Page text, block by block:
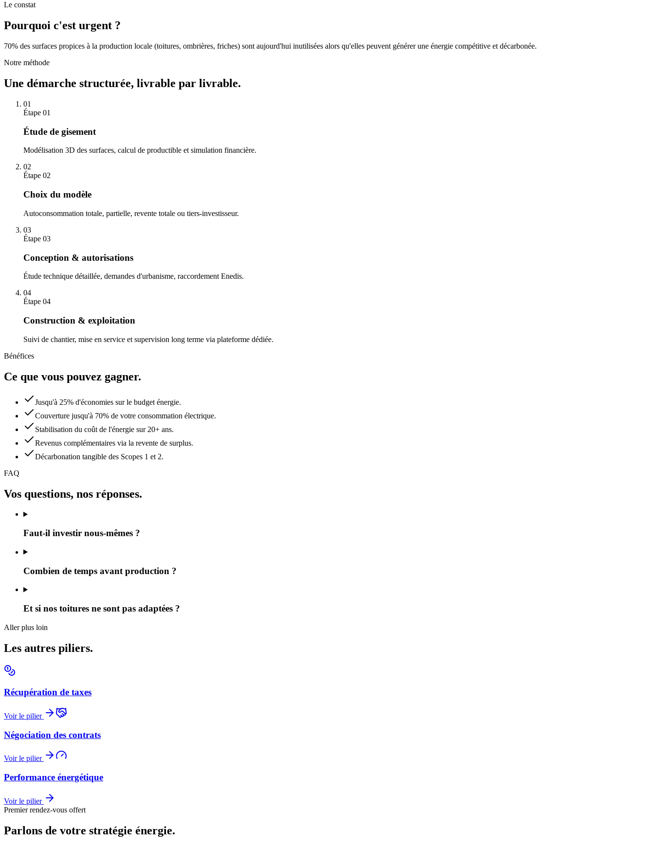
Le constat
Pourquoi c'est urgent ?
70% des surfaces propices à la production locale (toitures, ombrières, friches) sont aujourd'hui inutilisées alors qu'elles peuvent générer une énergie compétitive et décarbonée.
Notre méthode
Une démarche structurée, livrable par livrable.
01
Étape 01
Étude de gisement
Modélisation 3D des surfaces, calcul de productible et simulation financière.
02
Étape 02
Choix du modèle
Autoconsommation totale, partielle, revente totale ou tiers-investisseur.
03
Étape 03
Conception & autorisations
Étude technique détaillée, demandes d'urbanisme, raccordement Enedis.
04
Étape 04
Construction & exploitation
Suivi de chantier, mise en service et supervision long terme via plateforme dédiée.
Bénéfices
Ce que vous pouvez gagner.
Jusqu'à 25% d'économies sur le budget énergie.
Couverture jusqu'à 70% de votre consommation électrique.
Stabilisation du coût de l'énergie sur 20+ ans.
Revenus complémentaires via la revente de surplus.
Décarbonation tangible des Scopes 1 et 2.
FAQ
Vos questions, nos réponses.
Faut-il investir nous-mêmes ?
Combien de temps avant production ?
Et si nos toitures ne sont pas adaptées ?
Aller plus loin
Les autres piliers.
Récupération de taxes
Voir le pilier
Négociation des contrats
Voir le pilier
Performance énergétique
Voir le pilier
Premier rendez-vous offert
Parlons de votre stratégie énergie.